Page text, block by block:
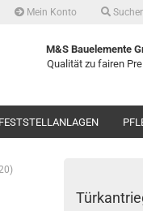
Mein Konto
M&S Bauelemente
Qualität zu fairen
FESTSTELLANLAGEN